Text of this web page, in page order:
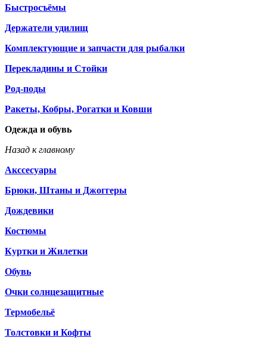
Быстросъёмы
Держатели удилищ
Комплектующие и запчасти для рыбалки
Перекладины и Стойки
Род-поды
Ракеты, Кобры, Рогатки и Ковши
Одежда и обувь
Назад к главному
Акссесуары
Брюки, Штаны и Джоггеры
Дождевики
Костюмы
Куртки и Жилетки
Обувь
Очки солнцезащитные
Термобельё
Толстовки и Кофты